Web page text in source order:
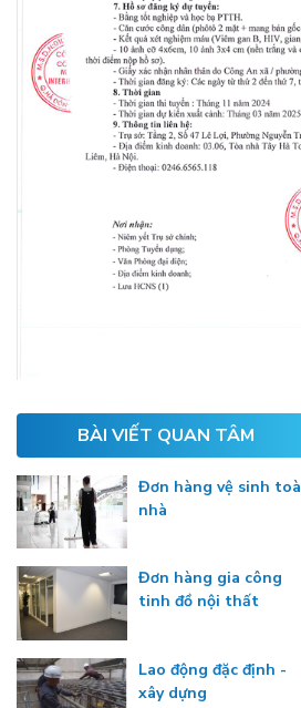
BÀI VIẾT QUAN TÂM
Đơn hàng vệ sinh toà
nhà
Đơn hàng gia công
tinh đồ nội thất
Lao động đặc định -
xây dựng